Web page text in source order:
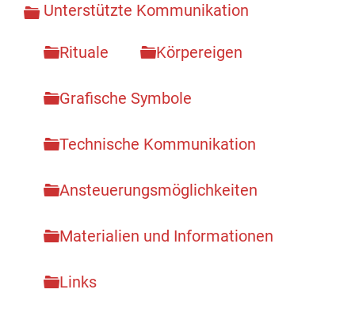
Unterstützte Kommunikation
Rituale Körpereigen
Grafische Symbole
Technische Kommunikation
Ansteuerungsmöglichkeiten
Materialien und Informationen
Links